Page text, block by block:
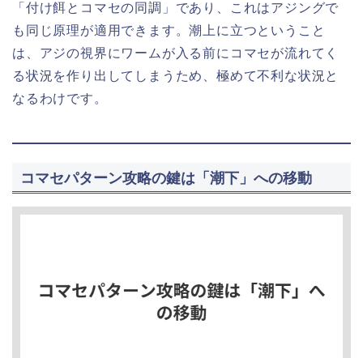
「付け餌とコマセの同調」であり、これはアジングで
も同じ原理が適用できます。潮上に立つということ
は、アジの視界にワームが入る前にコマセが流れてく
る状況を作り出してしまうため、極めて不利な状況と
なるわけです。
コマセパターン攻略の鍵は「潮下」への移動